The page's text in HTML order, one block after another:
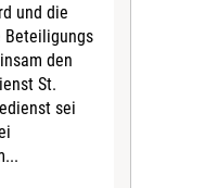
und die
Beteiligungs
den
St.
sei